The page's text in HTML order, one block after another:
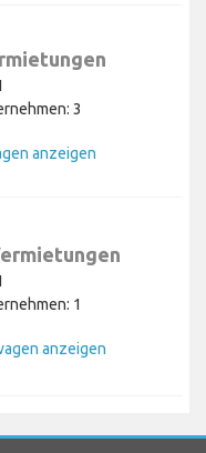
3
anzeigen
1
anzeigen